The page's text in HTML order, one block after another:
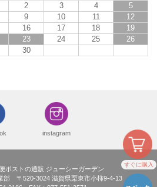
すぐに購入
2 3 4
5
9 10 11
12
16 17 18
19
23 24 25
26
30
instagram
ポストの通販 ジューシーガーデン
部 〒520-3024 滋賀県栗東市小柿9-4-13